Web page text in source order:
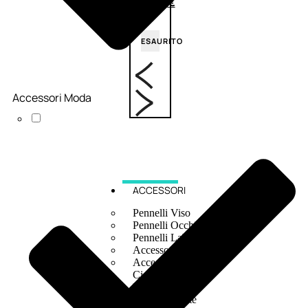
ESAURITO
ACCESSORI
Pennelli Viso
Pennelli Occhi
Pennelli Labbra
Accessori Make Up
Accessori Occhi
Ciglia Finte
Pinzette
Temperamatite
Accessori Moda